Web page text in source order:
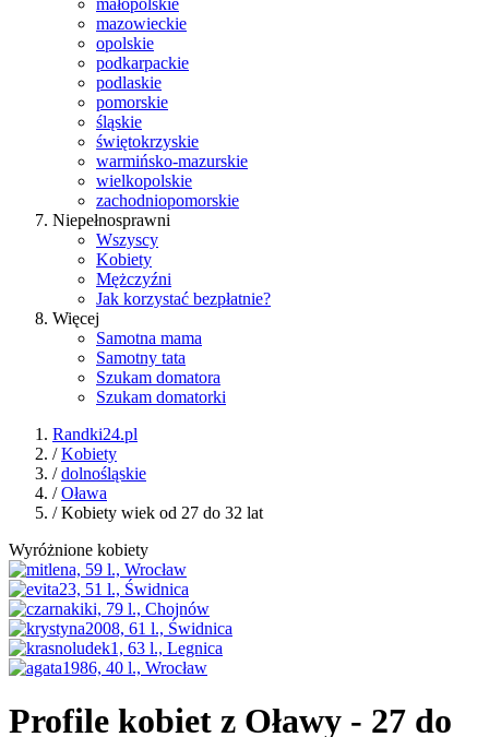
małopolskie
mazowieckie
opolskie
podkarpackie
podlaskie
pomorskie
śląskie
świętokrzyskie
warmińsko-mazurskie
wielkopolskie
zachodniopomorskie
Niepełnosprawni
Wszyscy
Kobiety
Mężczyźni
Jak korzystać bezpłatnie?
Więcej
Samotna mama
Samotny tata
Szukam domatora
Szukam domatorki
Randki24.pl
/Kobiety
/dolnośląskie
/Oława
/ Kobiety wiek od 27 do 32 lat
Wyróżnione kobiety
Profile kobiet z Oławy - 27 do